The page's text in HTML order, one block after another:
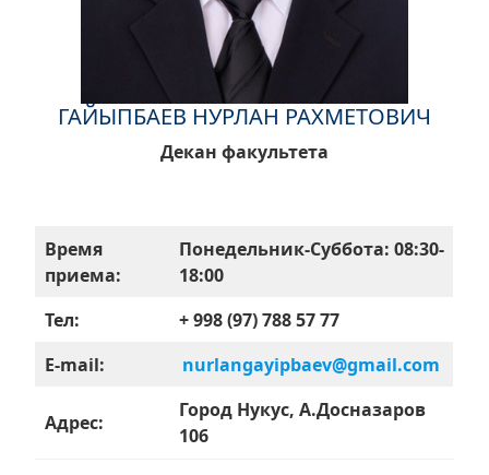
ГАЙЫПБАЕВ НУРЛАН РАХМЕТОВИЧ
Декан факультета
Время
приема:
Понедельник-Суббота: 08:30-
18:00
Тел:
+ 998 (97) 788 57 77
E-mail:
nurlangayipbaev@gmail.com
Адрес:
Город Нукус, А.Досназаров
106